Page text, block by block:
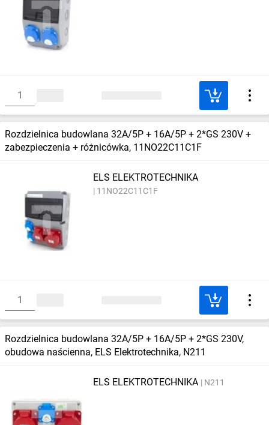
Rozdzielnica budowlana 32A/5P + 16A/5P + 2*GS 230V +
zabezpieczenia + różnicówka, 11NO22C11C1F
ELS ELEKTROTECHNIKA
11NO22C11C1F
Rozdzielnica budowlana 32A/5P + 16A/5P + 2*GS 230V,
obudowa naścienna, ELS Elektrotechnika, N211
ELS ELEKTROTECHNIKA N211